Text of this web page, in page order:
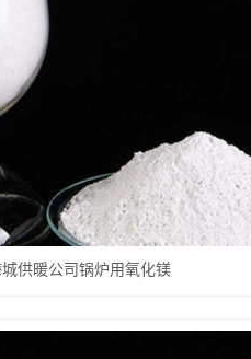
城供暖公司锅炉用氧化镁